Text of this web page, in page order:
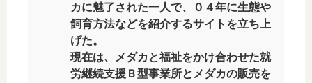
カに魅了された一人で、０４年に生態や
飼育方法などを紹介するサイトを立ち上
げた。
現在は、メダカと福祉をかけ合わせた就
労継続支援Ｂ型事業所とメダカの販売を